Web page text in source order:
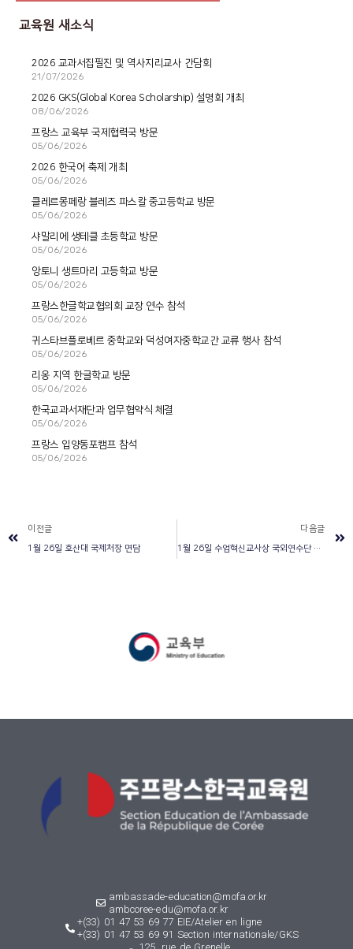
교육원 새소식
2026 교과서집필진 및 역사지리교사 간담회
21/07/2026
2026 GKS(Global Korea Scholarship) 설명회 개최
08/06/2026
프랑스 교육부 국제협력국 방문
05/06/2026
2026 한국어 축제 개최
05/06/2026
클레르몽페랑 블레즈 파스칼 중고등학교 방문
05/06/2026
샤말리에 생테클 초등학교 방문
05/06/2026
앙토니 생트마리 고등학교 방문
05/06/2026
프랑스한글학교협의회 교장 연수 참석
05/06/2026
귀스타브플로베르 중학교와 덕성여자중학교간 교류 행사 참석
05/06/2026
리옹 지역 한글학교 방문
05/06/2026
한국교과서재단과 업무협약식 체결
05/06/2026
프랑스 입양동포캠프 참석
05/06/2026
이전글
1월 26일 호산대 국제처장 면담
다음글
1월 26일 수업혁신교사상 국외연수단 대상 강연
ambassade-education@mofa.or.kr
ambcoree-edu@mofa.or.kr
+(33) 01 47 53 69 77 EIE/Atelier en ligne
+(33) 01 47 53 69 91 Section internationale/GKS